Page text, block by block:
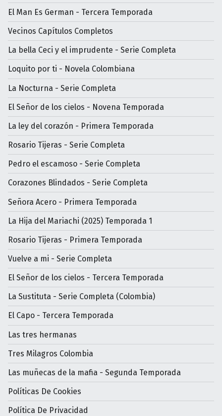
El Man Es German - Tercera Temporada
Vecinos Capítulos Completos
La bella Ceci y el imprudente - Serie Completa
Loquito por ti - Novela Colombiana
La Nocturna - Serie Completa
El Señor de los cielos - Novena Temporada
La ley del corazón - Primera Temporada
Rosario Tijeras - Serie Completa
Pedro el escamoso - Serie Completa
Corazones Blindados - Serie Completa
Señora Acero - Primera Temporada
La Hija del Mariachi (2025) Temporada 1
Rosario Tijeras - Primera Temporada
Vuelve a mi - Serie Completa
El Señor de los cielos - Tercera Temporada
La Sustituta - Serie Completa (Colombia)
El Capo - Tercera Temporada
Las tres hermanas
Tres Milagros Colombia
Las muñecas de la mafia - Segunda Temporada
Políticas De Cookies
Política De Privacidad